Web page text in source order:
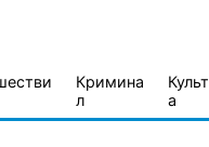
Кримина
л
а